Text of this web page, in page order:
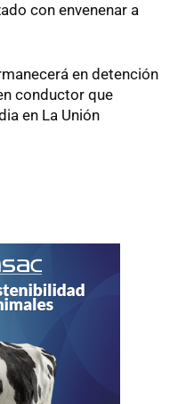
con envenenar a
en detención
conductor que
en La Unión